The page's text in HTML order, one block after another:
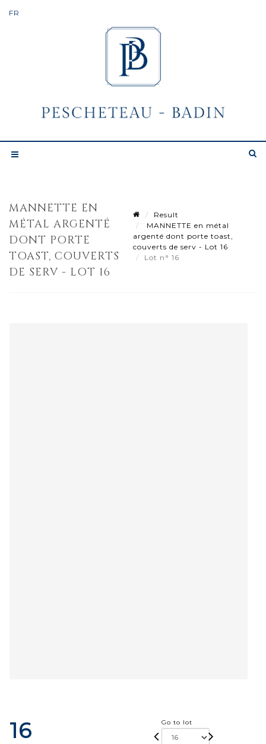
MANNETTE EN
MÉTAL ARGENTÉ
DONT PORTE
TOAST, COUVERTS
DE SERV - LOT 16
Result
MANNETTE en métal
argenté dont porte toast,
couverts de serv - Lot 16
Lot n° 16
16 Go to lot